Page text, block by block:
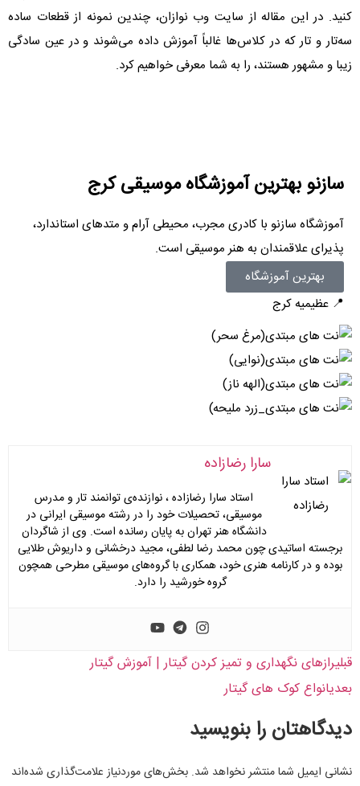
کنید. در این مقاله از سایت وب نوازان، چندین نمونه از قطعات ساده
سه‌تار و تار که در کلاس‌ها غالباً آموزش داده می‌شوند و در عین سادگی
زیبا و مشهور هستند، را به شما معرفی خواهیم کرد.
سازنو بهترین آموزشگاه موسیقی کرج
آموزشگاه سازنو با کادری مجرب، محیطی آرام و متدهای استاندارد،
پذیرای علاقمندان به هنر موسیقی است.
بهترین آموزشگاه
📍 عظیمیه کرج
سارا رضازاده
استاد سارا رضازاده ، نوازنده‌ی توانمند تار و مدرس
موسیقی، تحصیلات خود را در رشته موسیقی ایرانی در
دانشگاه هنر تهران به پایان رسانده است. وی از شاگردان
برجسته اساتیدی چون محمد رضا لطفی، مجید درخشانی و داریوش طلایی
بوده و در کارنامه هنری خود، همکاری با گروه‌های موسیقی مطرحی همچون
گروه خورشید را دارد.
قبلیرازهای نگهداری و تمیز کردن گیتار | آموزش گیتار
بعدیانواع کوک های گیتار
دیدگاهتان را بنویسید
نشانی ایمیل شما منتشر نخواهد شد. بخش‌های موردنیاز علامت‌گذاری شده‌اند